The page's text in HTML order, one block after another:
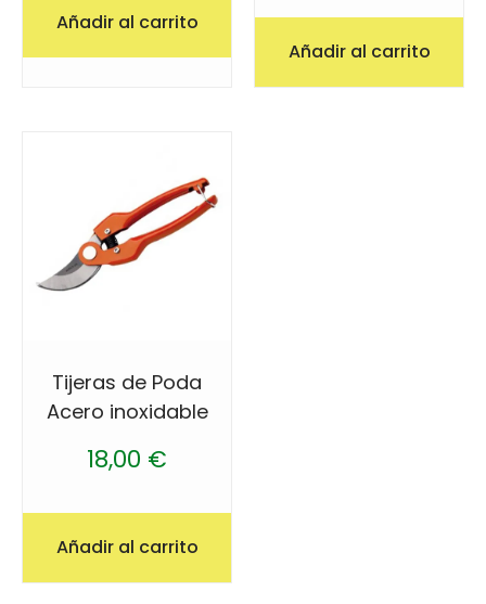
Añadir al carrito
Añadir al carrito
Tijeras de Poda
Acero inoxidable
18,00 €
Añadir al carrito